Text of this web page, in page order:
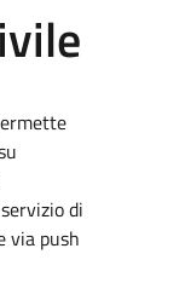
di
via push